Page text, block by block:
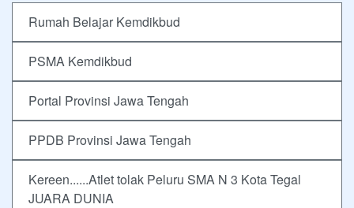
Rumah Belajar Kemdikbud
PSMA Kemdikbud
Portal Provinsi Jawa Tengah
PPDB Provinsi Jawa Tengah
Kereen......Atlet tolak Peluru SMA N 3 Kota Tegal
JUARA DUNIA